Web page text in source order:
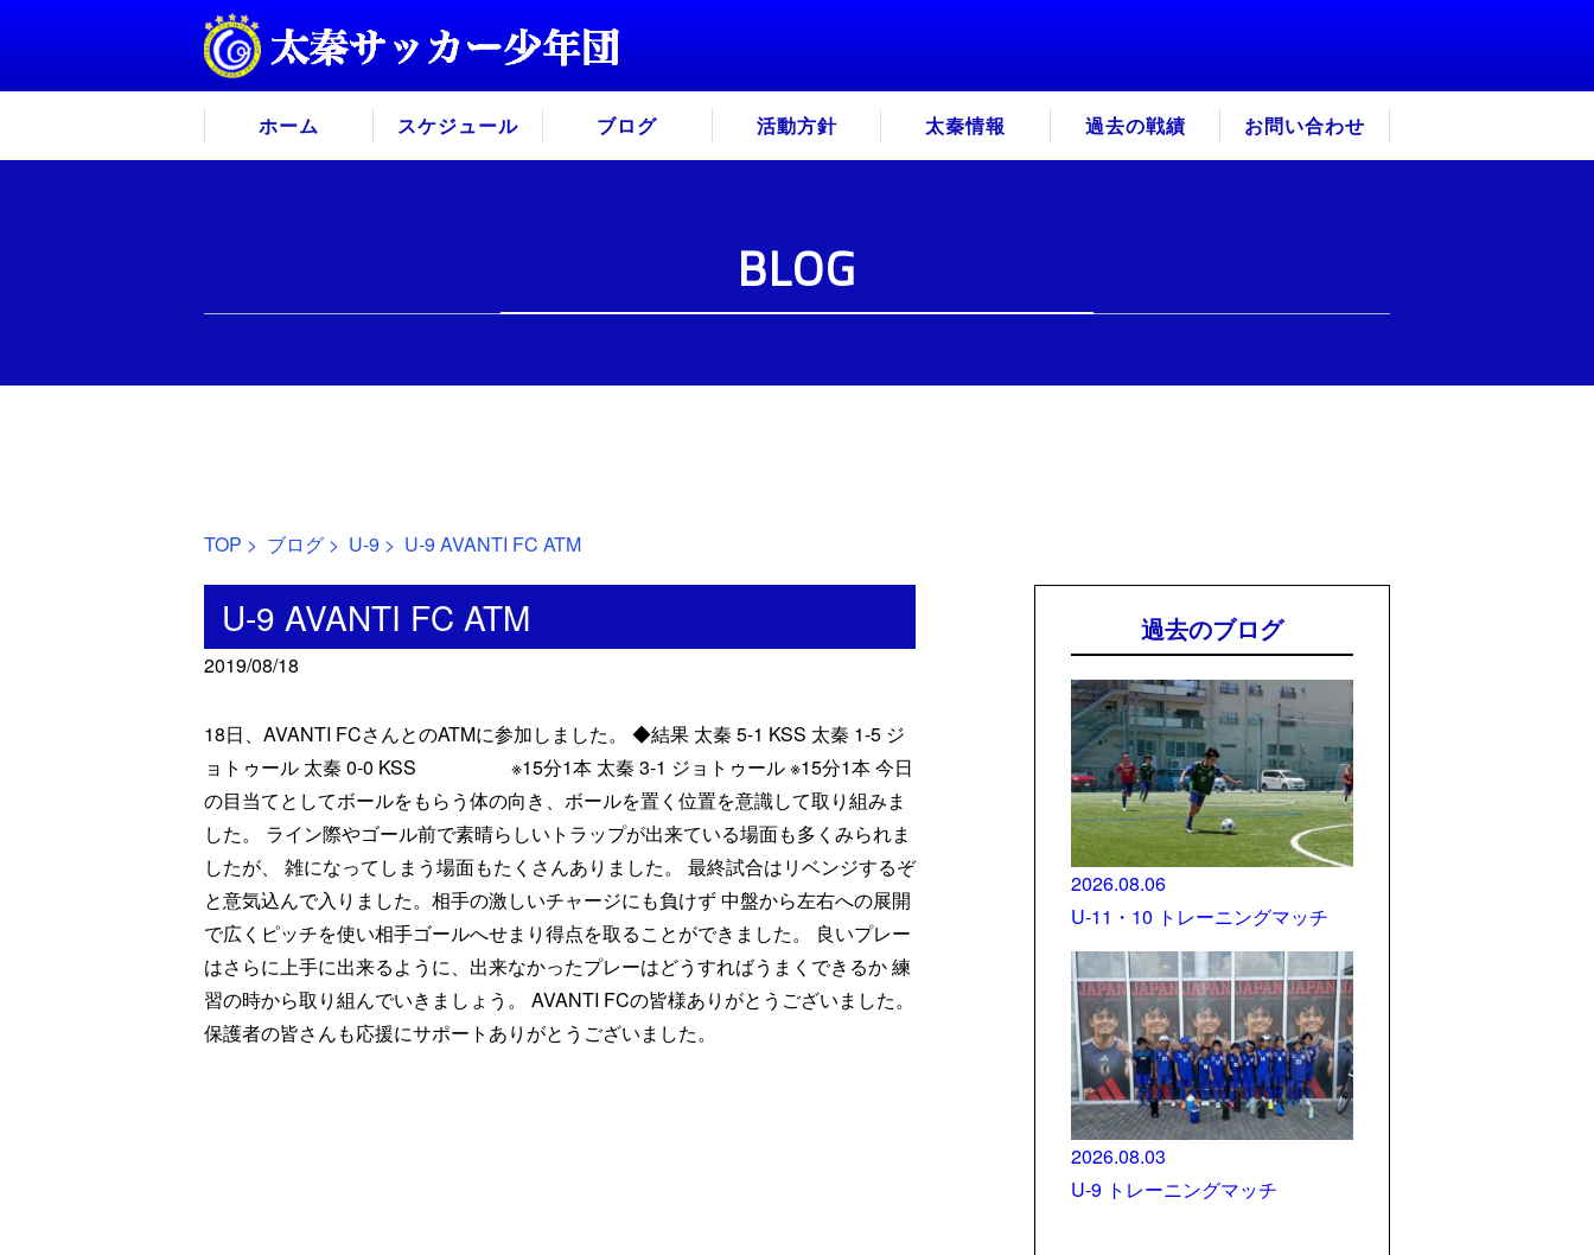
ホーム スケジュール ブログ 活動方針 太秦情報 過去の戦績 お問い合わせ
BLOG
TOP > ブログ > U-9 > U-9 AVANTI FC ATM
U-9 AVANTI FC ATM
2019/08/18
18日、AVANTI FCさんとのATMに参加しました。 ◆結果 太秦 5-1 KSS 太秦 1-5 ジ
ョトゥール 太秦 0-0 KSS ※15分1本 太秦 3-1 ジョトゥール ※15分1本 今日
の目当てとしてボールをもらう体の向き、ボールを置く位置を意識して取り組みま
した。 ライン際やゴール前で素晴らしいトラップが出来ている場面も多くみられま
したが、 雑になってしまう場面もたくさんありました。 最終試合はリベンジするぞ
と意気込んで入りました。相手の激しいチャージにも負けず 中盤から左右への展開
で広くピッチを使い相手ゴールへせまり得点を取ることができました。 良いプレー
はさらに上手に出来るように、出来なかったプレーはどうすればうまくできるか 練
習の時から取り組んでいきましょう。 AVANTI FCの皆様ありがとうございました。
保護者の皆さんも応援にサポートありがとうございました。
過去のブログ
2026.08.06
U-11・10 トレーニングマッチ
2026.08.03
U-9 トレーニングマッチ